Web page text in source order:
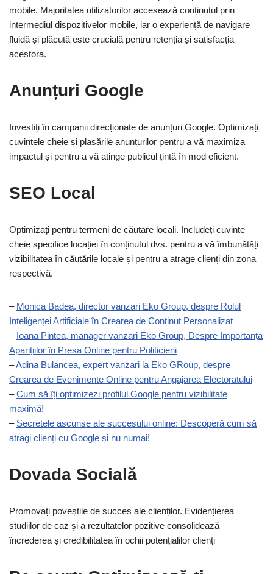
mobile. Majoritatea utilizatorilor accesează conținutul prin
intermediul dispozitivelor mobile, iar o experiență de navigare
fluidă și plăcută este crucială pentru retenția și satisfacția
acestora.
Anunțuri Google
Investiți în campanii direcționate de anunțuri Google. Optimizați
cuvintele cheie și plasările anunțurilor pentru a vă maximiza
impactul și pentru a vă atinge publicul țintă în mod eficient.
SEO Local
Optimizați pentru termeni de căutare locali. Includeți cuvinte
cheie specifice locației în conținutul dvs. pentru a vă îmbunătăți
vizibilitatea în căutările locale și pentru a atrage clienți din zona
respectivă.
– Monica Badea, director vanzari Eko Group, despre Rolul
Inteligenței Artificiale în Crearea de Conținut Personalizat
– Ioana Pintea, manager vanzari Eko Group, Despre Importanța
Aparițiilor în Presa Online pentru Politicieni
–Adina Bulancea, expert vanzari la Eko GRoup, despre
Crearea de Evenimente Online pentru Angajarea Electoratului
–Cum să îți optimizezi profilul Google pentru vizibilitate
maximă!
– Secretele ascunse ale succesului online: Descoperă cum să
atragi clienți cu Google și nu numai!
Dovada Socială
Promovați poveștile de succes ale clienților. Evidențierea
studiilor de caz și a rezultatelor pozitive consolidează
încrederea și credibilitatea în ochii potențialilor clienți